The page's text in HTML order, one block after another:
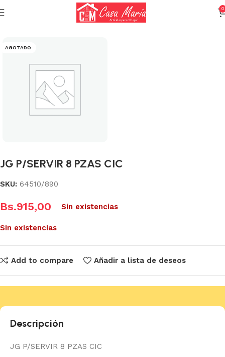
0
Varios (Menaje)
AGOTADO
JG P/SERVIR 8 PZAS CIC
SKU: 64510/890
Bs.915,00 Sin existencias
Sin existencias
Add to compare Añadir a lista de deseos
Descripción
JG P/SERVIR 8 PZAS CIC